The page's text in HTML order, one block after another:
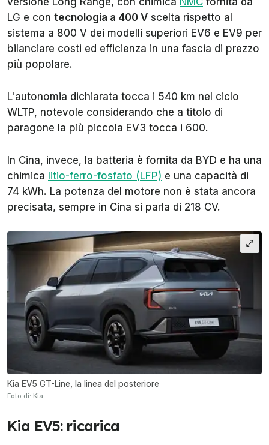
LG e con tecnologia a 400 V scelta rispetto al
sistema a 800 V dei modelli superiori EV6 e EV9 per
bilanciare costi ed efficienza in una fascia di prezzo
più popolare.
L'autonomia dichiarata tocca i 540 km nel ciclo
WLTP, notevole considerando che a titolo di
paragone la più piccola EV3 tocca i 600.
In Cina, invece, la batteria è fornita da BYD e ha una
chimica litio-ferro-fosfato (LFP) e una capacità di
74 kWh. La potenza del motore non è stata ancora
precisata, sempre in Cina si parla di 218 CV.
Kia EV5 GT-Line, la linea del posteriore
Foto di: Kia
Kia EV5: ricarica